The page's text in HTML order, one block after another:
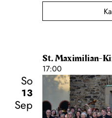
St. Maximilian-
17:00
So
13
Sep